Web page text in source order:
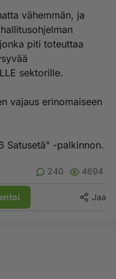
vähemmän, ja
piti toteuttaa
sektorille.
vajaus erinomaiseen
Satusetä" -palkinnon.
240 4694
Jaa